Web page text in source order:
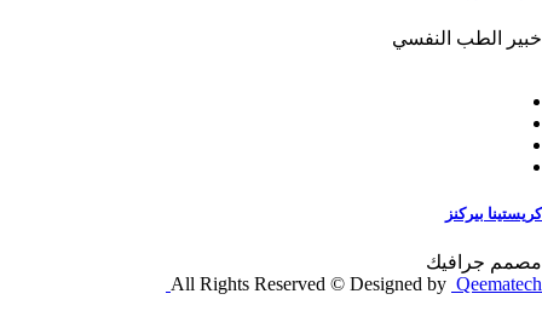
خبير الطب النفسي
كريستينا بيركنز
مصمم جرافيك
All Rights Reserved © Designed by Qeematech